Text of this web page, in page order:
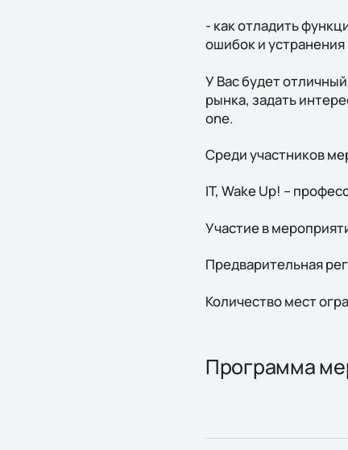
- как отладить
ошибок и
У Вас будет
рынка, задать
one.
Среди участников
IT, Wake Up! –
Участие в
Предварительная
Количество мест
Программа